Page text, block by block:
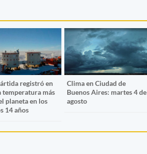
registró en
temperatura más
planeta en los
14 años
Clima en Ciudad de
Buenos Aires: martes 4 de
agosto